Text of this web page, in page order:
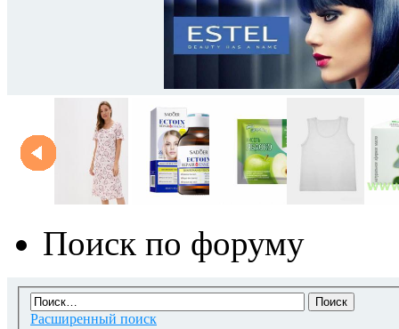
Поиск по форуму
Расширенный поиск